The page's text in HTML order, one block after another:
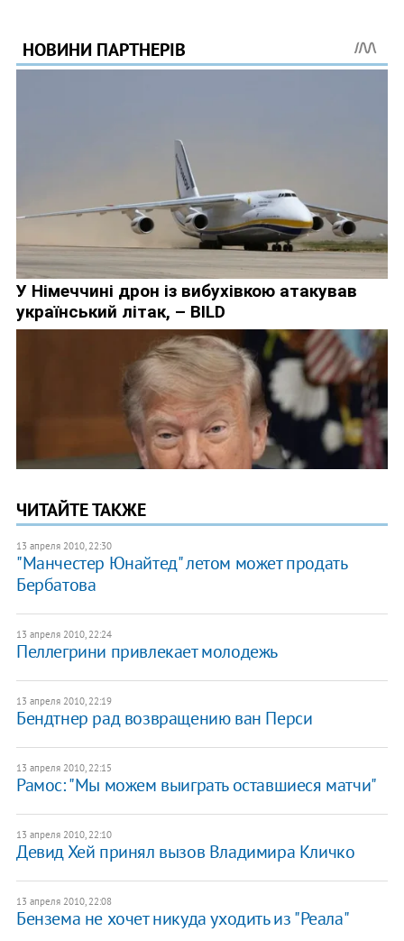
ЧИТАЙТЕ ТАКЖЕ
13 апреля 2010, 22:30
"Манчестер Юнайтед" летом может продать
Бербатова
13 апреля 2010, 22:24
Пеллегрини привлекает молодежь
13 апреля 2010, 22:19
Бендтнер рад возвращению ван Перси
13 апреля 2010, 22:15
Рамос: "Мы можем выиграть оставшиеся матчи"
13 апреля 2010, 22:10
Девид Хей принял вызов Владимира Кличко
13 апреля 2010, 22:08
Бензема не хочет никуда уходить из "Реала"